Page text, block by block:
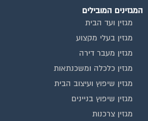
המגזינים המובילים
מגזין ועד הבית
מגזין בעלי מקצוע
מגזין מעבר דירה
מגזין כלכלה ומשכנתאות
מגזין שיפוץ ועיצוב הבית
מגזין שיפוץ בניינים
מגזין צרכנות